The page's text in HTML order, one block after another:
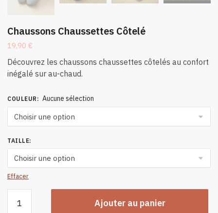
Chaussons Chaussettes Côtelé
19,90 €
Découvrez les chaussons chaussettes côtelés au confort
inégalé sur au-chaud.
COULEUR : Aucune sélection
TAILLE:
Effacer
Ajouter au panier